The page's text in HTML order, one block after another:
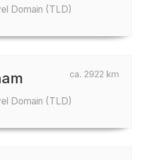
Domain (TLD)
ca. 2922 km
Domain (TLD)